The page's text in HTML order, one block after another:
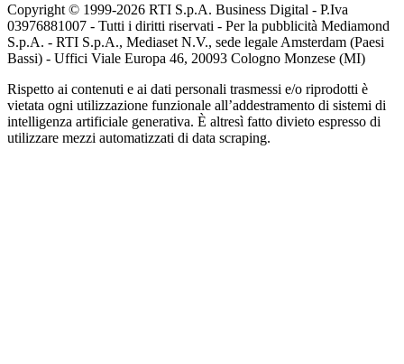
Copyright © 1999-2026 RTI S.p.A. Business Digital - P.Iva
03976881007 - Tutti i diritti riservati - Per la pubblicità Mediamond
S.p.A. - RTI S.p.A., Mediaset N.V., sede legale Amsterdam (Paesi
Bassi) - Uffici Viale Europa 46, 20093 Cologno Monzese (MI)
Rispetto ai contenuti e ai dati personali trasmessi e/o riprodotti è
vietata ogni utilizzazione funzionale all’addestramento di sistemi di
intelligenza artificiale generativa. È altresì fatto divieto espresso di
utilizzare mezzi automatizzati di data scraping.